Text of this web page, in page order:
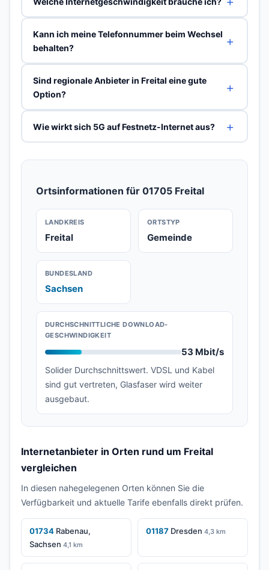
Kann ich meine Telefonnummer beim Wechsel
behalten?
Sind regionale Anbieter in Freital eine gute
Option?
Wie wirkt sich 5G auf Festnetz-Internet aus?
Ortsinformationen für 01705 Freital
LANDKREIS
Freital
ORTSTYP
Gemeinde
BUNDESLAND
Sachsen
DURCHSCHNITTLICHE DOWNLOAD-
GESCHWINDIGKEIT
53 Mbit/s
Solider Durchschnittswert. VDSL und Kabel
sind gut vertreten, Glasfaser wird weiter
ausgebaut.
Internetanbieter in Orten rund um Freital
vergleichen
In diesen nahegelegenen Orten können Sie die
Verfügbarkeit und aktuelle Tarife ebenfalls direkt prüfen.
01734 Rabenau,
Sachsen 4,1 km
01187 Dresden 4,3 km